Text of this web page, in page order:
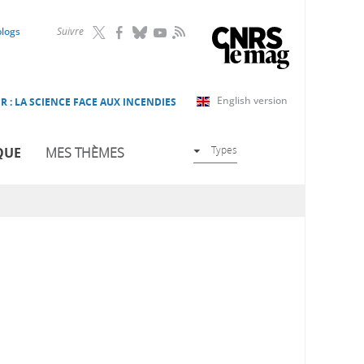
Suivre RSS
English version
: LA SCIENCE FACE AUX INCENDIES
MES THÈMES Types